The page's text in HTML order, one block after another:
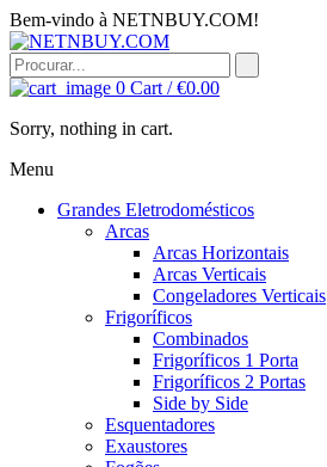
Bem-vindo à NETNBUY.COM!
0 Cart /€0.00
Sorry, nothing in cart.
Menu
Grandes Eletrodomésticos
Arcas
Arcas Horizontais
Arcas Verticais
Congeladores Verticais
Frigoríficos
Combinados
Frigoríficos 1 Porta
Frigoríficos 2 Portas
Side by Side
Esquentadores
Exaustores